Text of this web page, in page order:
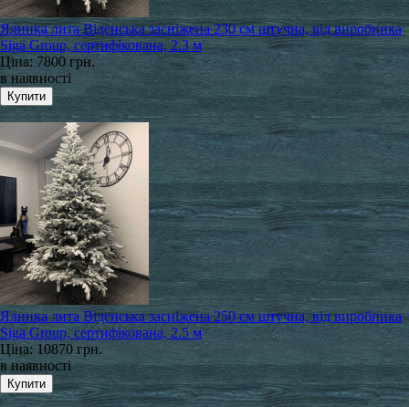
Ялинка лита Віденська засніжена 230 см штучна, від виробника
Siga Group, сертифікована, 2.3 м
Ціна: 7800 грн.
в наявності
Ялинка лита Віденська засніжена 250 см штучна, від виробника
Siga Group, сертифікована, 2.5 м
Ціна: 10870 грн.
в наявності